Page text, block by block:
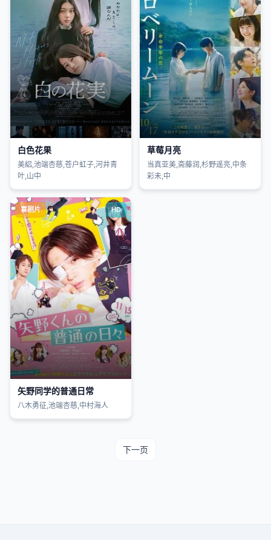
白色花果
美絽,池端杏慈,苍户虹子,河井青
叶,山中
草莓月亮
当真亚美,斋藤润,杉野遥亮,中条
彩未,中
喜剧片 HD
矢野同学的普通日常
八木勇征,池端杏慈,中村海人
下一页